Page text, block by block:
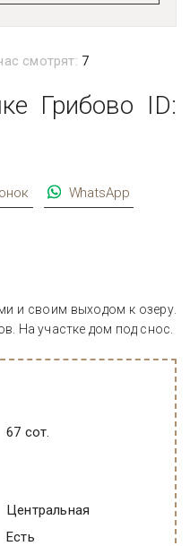
смотрят: 7
Грибово ID:
WhatsApp
и своим выходом к озеру.
На участке дом под снос.
67 сот.
Центральная
есть